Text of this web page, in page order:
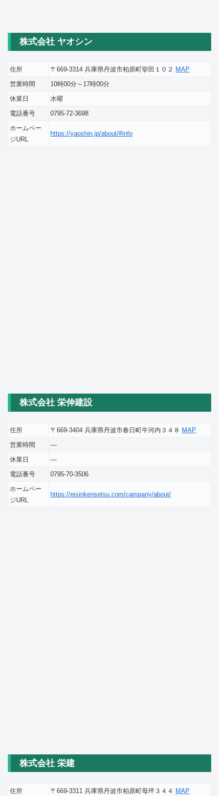
株式会社 ヤオシン
住所 〒669-3314 兵庫県丹波市柏原町挙田１０２ MAP
営業時間
10時00分～17時00分
休業日
水曜
電話番号
0795-72-3698
ホームペー
ジURL
https://yaoshin.jp/about/#info
株式会社 栄伸建設
住所 〒669-3404 兵庫県丹波市春日町牛河内３４８ MAP
営業時間
―
休業日
―
電話番号
0795-70-3506
ホームペー
ジURL
https://eisinkensetsu.com/campany/about/
株式会社 栄建
住所 〒669-3311 兵庫県丹波市柏原町母坪３４４ MAP